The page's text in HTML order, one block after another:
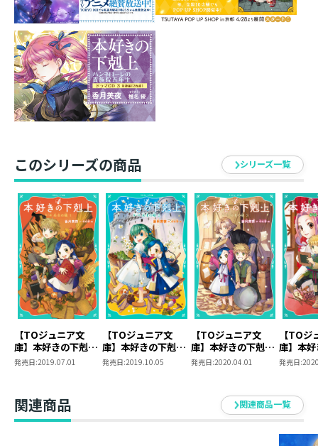
香月美夜（カヅキ ミヤ）
専業主婦の傍ら、インターネット上で小説を公開。小説
投稿サイト「小説家になろう」で更新を続けた本作に
て、2015年に商業作家デビュー。様々なメディアミック
スを経て、2019年にTVアニメ化されるなど、大活躍を続
ける。
椎名優（シイナ ユウ）
1998年第5回電撃ゲームイラスト大賞金賞を受賞しデビ
ュー。ライトノベルや児童書の挿絵、イラスト、キャラ
クターデザイン、漫画等で活動中。2023年にデビュー25
周年を迎えた。
このシリーズの商品 シリーズ一覧
【TOジュニア文
庫】本好きの下剋
上 第一部 兵士の
娘１
発売日:2019.07.01
【TOジュニア文
庫】本好きの下剋
上 第一部 兵士の
娘２
発売日:2019.10.05
【TOジュニア文
庫】本好きの下剋
上 第一部 兵士の
娘３
発売日:2020.04.01
【TOジ
庫】本
上 第一
娘４
発売日:
関連商品 関連商品一覧